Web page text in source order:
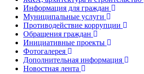
Информация для граждан
Муниципальные услуги
Противодействие коррупции
Обращения граждан
Инициативные проекты
Фотогалерея
Дополнительная информация
Новостная лента